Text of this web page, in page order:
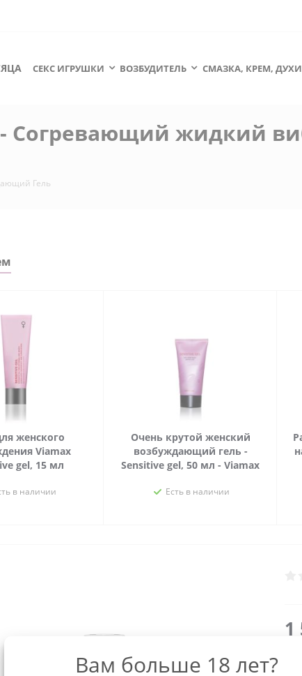
СЕКС ИГРУШКИ ВОЗБУДИТЕЛЬ СМАЗКА, КРЕМ, ДУХИ
Согревающий жидкий
Гель
женского
Viamax
gel, 15 мл
в наличии
Очень крутой женский
возбуждающий гель -
Sensitive gel, 50 мл - Viamax
Есть в наличии
1
Вам больше 18 лет?